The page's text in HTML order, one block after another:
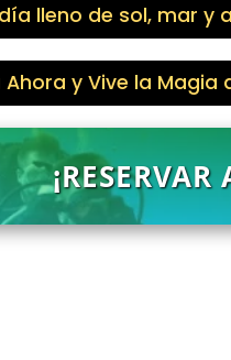
lleno de sol, mar y
Ahora y Vive la